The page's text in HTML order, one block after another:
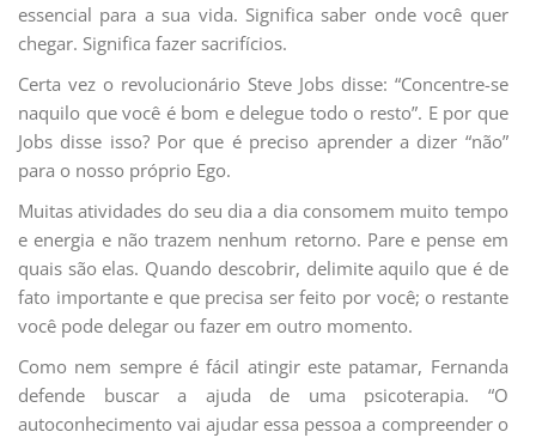
essencial para a sua vida. Significa saber onde você quer
chegar. Significa fazer sacrifícios.
Certa vez o revolucionário Steve Jobs disse: “Concentre-se
naquilo que você é bom e delegue todo o resto”. E por que
Jobs disse isso? Por que é preciso aprender a dizer “não”
para o nosso próprio Ego.
Muitas atividades do seu dia a dia consomem muito tempo
e energia e não trazem nenhum retorno. Pare e pense em
quais são elas. Quando descobrir, delimite aquilo que é de
fato importante e que precisa ser feito por você; o restante
você pode delegar ou fazer em outro momento.
Como nem sempre é fácil atingir este patamar, Fernanda
defende buscar a ajuda de uma psicoterapia. “O
autoconhecimento vai ajudar essa pessoa a compreender o